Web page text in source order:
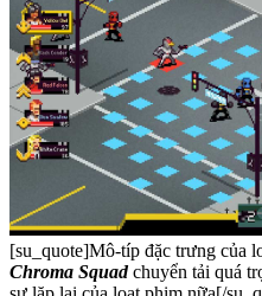
[su_quote]Mô-típ đặc trưng của
Chroma Squadchuyển tải quá